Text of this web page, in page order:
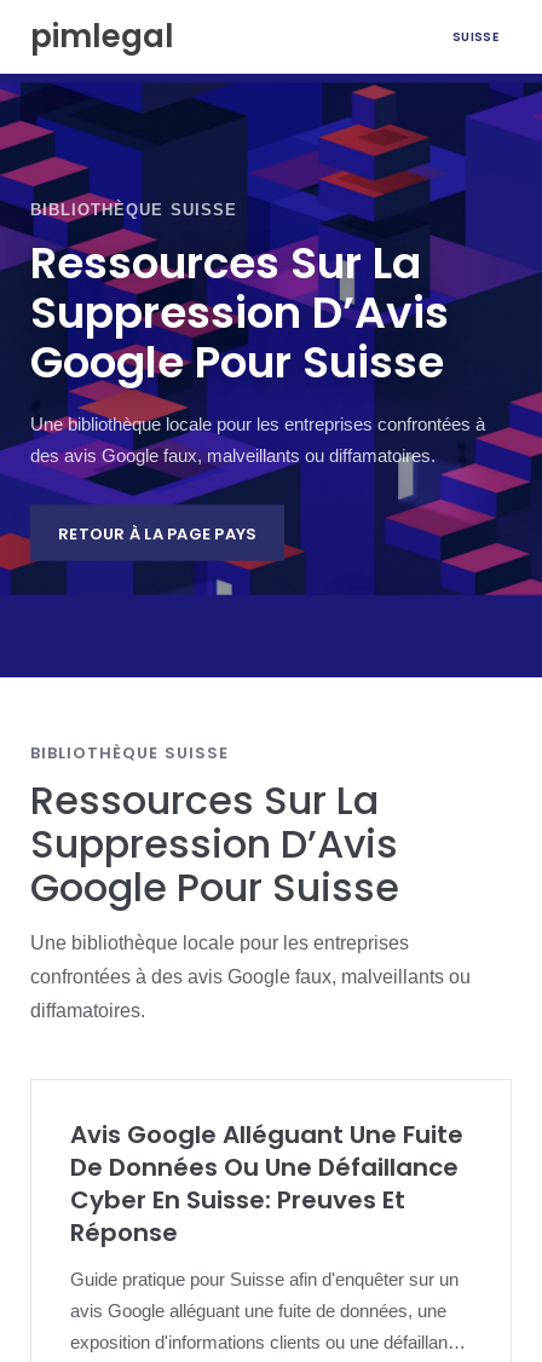
e
t
pimlegal SUISSE
BIBLIOTHÈQUE SUISSE
Ressources Sur La
Suppression D’Avis
Google Pour Suisse
Une bibliothèque locale pour les entreprises confrontées à
des avis Google faux, malveillants ou diffamatoires.
RETOUR À LA PAGE PAYS
BIBLIOTHÈQUE SUISSE
Ressources Sur La
Suppression D’Avis
Google Pour Suisse
Une bibliothèque locale pour les entreprises
confrontées à des avis Google faux, malveillants ou
diffamatoires.
Avis Google Alléguant Une Fuite
De Données Ou Une Défaillance
Cyber En Suisse: Preuves Et
Réponse
Guide pratique pour Suisse afin d'enquêter sur un
avis Google alléguant une fuite de données, une
exposition d'informations clients ou une défaillance